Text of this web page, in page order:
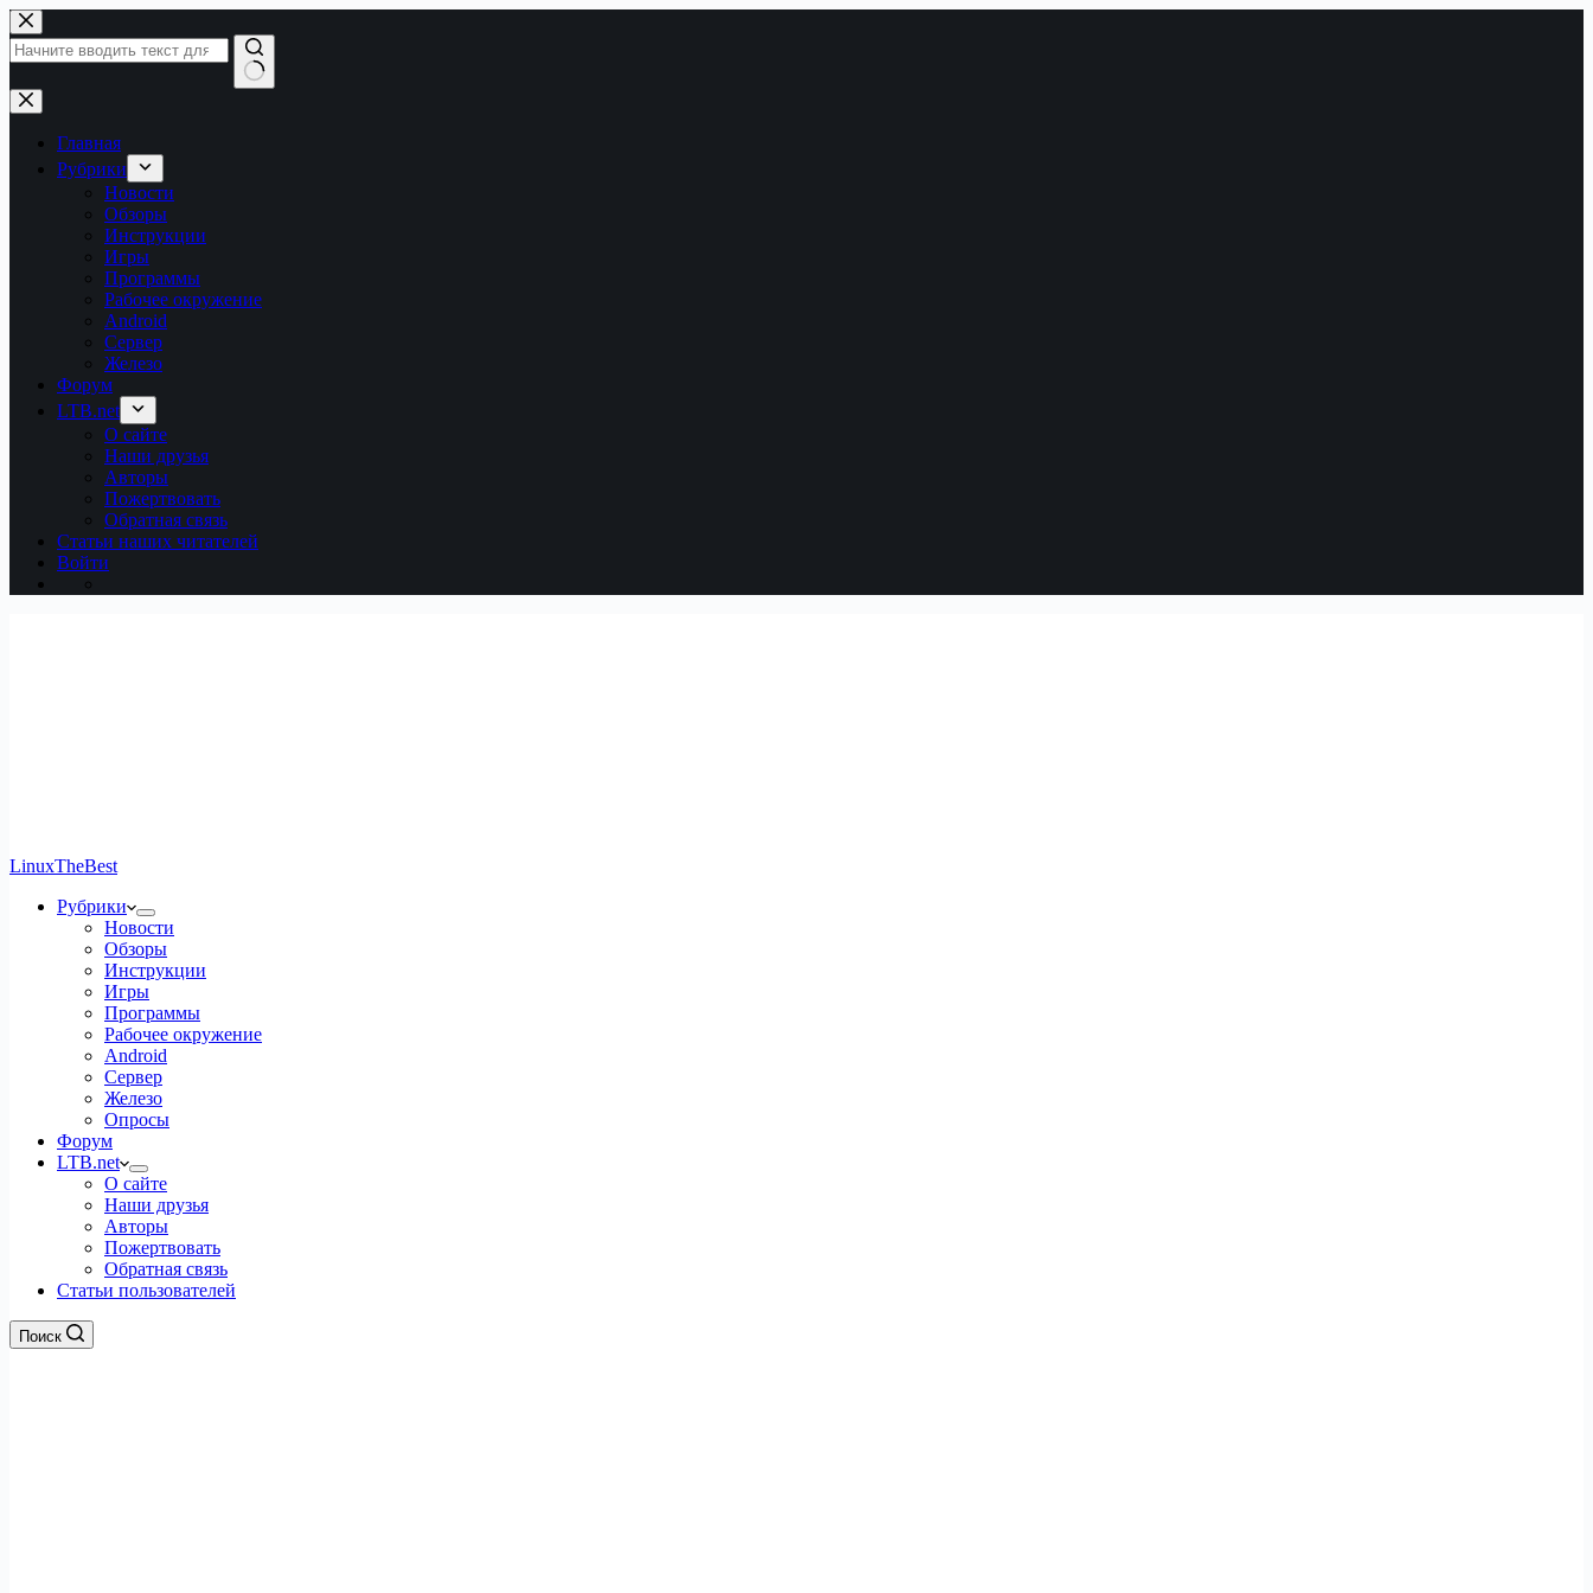
Перейти
к
сути
Ничего
не
найденоГлавная
Рубрики
Новости
Обзоры
Инструкции
Игры
Программы
Рабочее окружение
Android
Сервер
Железо
Форум
LTB.net
О сайте
Наши друзья
Авторы
Пожертвовать
Обратная связь
Статьи наших читателей
Войти
LinuxTheBest
Рубрики
Новости
Обзоры
Инструкции
Игры
Программы
Рабочее окружение
Android
Сервер
Железо
Опросы
Форум
LTB.net
О сайте
Наши друзья
Авторы
Пожертвовать
Обратная связь
Статьи пользователей
Поиск